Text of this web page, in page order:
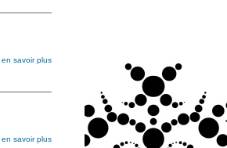
en savoir plus
en savoir plus